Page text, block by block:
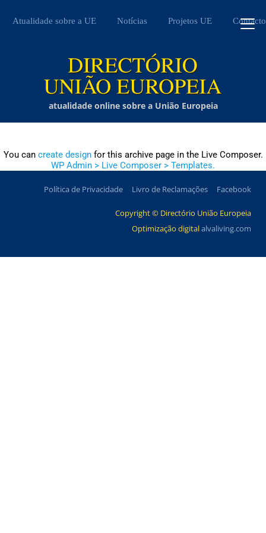
Atualidade sobre a UE Notícias Projetos UE Contacto
atualidade online sobre a União Europeia
You can create designfor this archive page in the Live Composer.
WP Admin > Live Composer > Templates.
Política de Privacidade Livro de Reclamações Facebook
Copyright © Directório União Europeia
Optimização digitalalvaliving.com